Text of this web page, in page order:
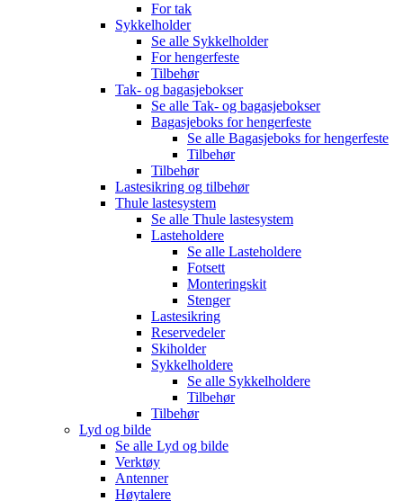
For tak
Sykkelholder
Se alle Sykkelholder
For hengerfeste
Tilbehør
Tak- og bagasjebokser
Se alle Tak- og bagasjebokser
Bagasjeboks for hengerfeste
Se alle Bagasjeboks for hengerfeste
Tilbehør
Tilbehør
Lastesikring og tilbehør
Thule lastesystem
Se alle Thule lastesystem
Lasteholdere
Se alle Lasteholdere
Fotsett
Monteringskit
Stenger
Lastesikring
Reservedeler
Skiholder
Sykkelholdere
Se alle Sykkelholdere
Tilbehør
Tilbehør
Lyd og bilde
Se alle Lyd og bilde
Verktøy
Antenner
Høytalere